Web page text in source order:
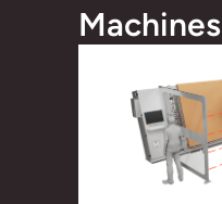
Machines